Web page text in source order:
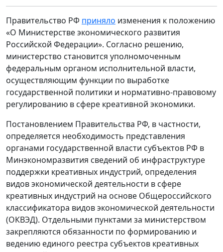
Правительство РФ приняло изменения к положению
«О Министерстве экономического развития
Российской Федерации». Согласно решению,
министерство становится уполномоченным
федеральным органом исполнительной власти,
осуществляющим функции по выработке
государственной политики и нормативно-правовому
регулированию в сфере креативной экономики.
Постановлением Правительства РФ, в частности,
определяется необходимость представления
органами государственной власти субъектов РФ в
Минэкономразвития сведений об инфраструктуре
поддержки креативных индустрий, определения
видов экономической деятельности в сфере
креативных индустрий на основе Общероссийского
классификатора видов экономической деятельности
(ОКВЭД). Отдельными пунктами за министерством
закрепляются обязанности по формированию и
ведению единого реестра субъектов креативных